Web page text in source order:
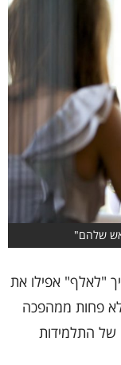
שלהם"
"לאלף" אפילו את
לא פחות ממהפכה
של התלמידות